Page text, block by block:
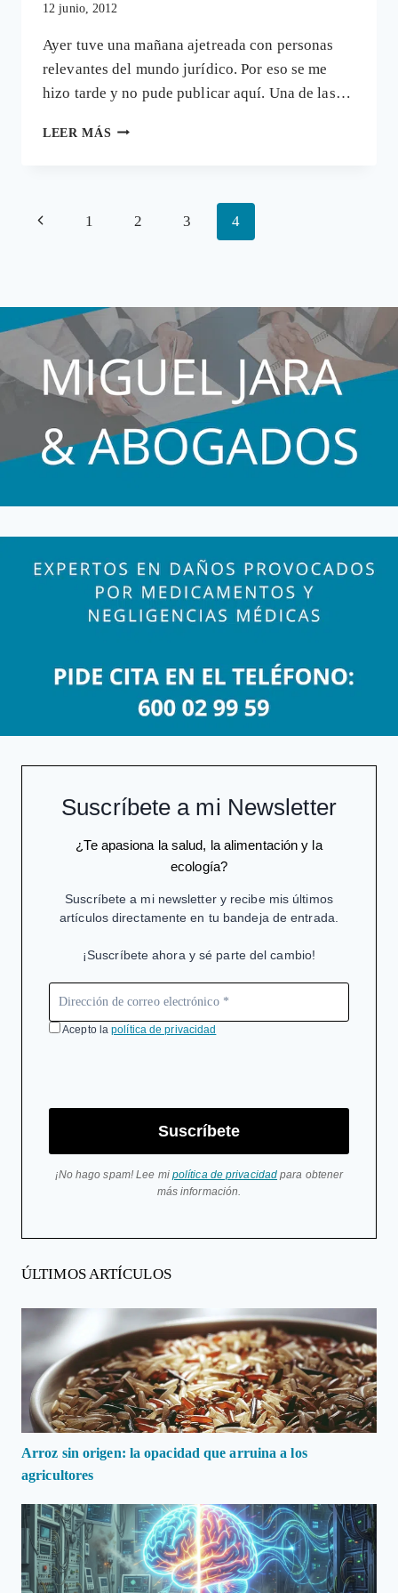
12 junio, 2012
Ayer tuve una mañana ajetreada con personas
relevantes del mundo jurídico. Por eso se me
hizo tarde y no pude publicar aquí. Una de las…
LEER MÁS AHÍ
Navegación
Página
1 2 3 4
Suscríbete a mi Newsletter
¿Te apasiona la salud, la alimentación y la
ecología?
Suscríbete a mi newsletter y recibe mis últimos
artículos directamente en tu bandeja de entrada.
¡Suscríbete ahora y sé parte del cambio!
Acepto lapolítica de privacidad
Suscríbete
¡No hago spam! Lee mi política de privacidad para obtener
más información.
ÚLTIMOS ARTÍCULOS
Arroz sin origen: la opacidad que arruina a los
agricultores